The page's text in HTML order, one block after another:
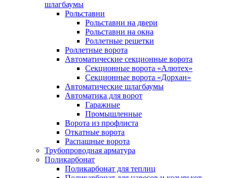
шлагбаумы
Рольставни
Рольставни на двери
Рольставни на окна
Роллетные решетки
Роллетные ворота
Автоматические секционные ворота
Секционные ворота «Алютех»
Секционные ворота «Дорхан»
Автоматические шлагбаумы
Автоматика для ворот
Гаражные
Промышленные
Ворота из профлиста
Откатные ворота
Распашные ворота
Трубопроводная арматура
Поликарбонат
Поликарбонат для теплиц